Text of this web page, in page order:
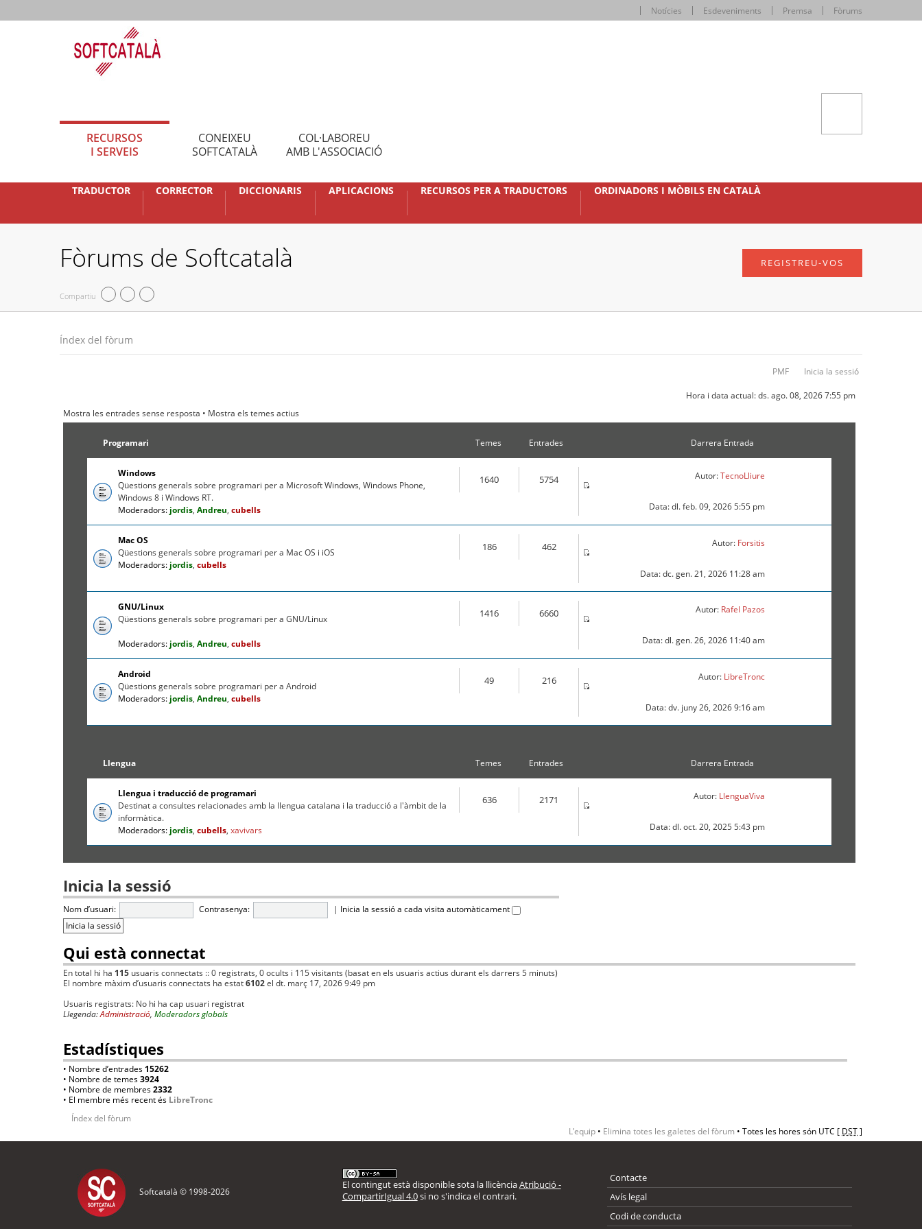
Notícies Esdeveniments Premsa Fòrums
RECURSOS
I SERVEIS
CONEIXEU
SOFTCATALÀ
COL·LABOREU
AMB L'ASSOCIACIÓ
TRADUCTOR CORRECTOR DICCIONARIS APLICACIONS RECURSOS PER A TRADUCTORS ORDINADORS I MÒBILS EN CATALÀ
Fòrums de Softcatalà
Compartiu
REGISTREU-VOS
Índex del fòrum
PMF Inicia la sessió
Hora i data actual: ds. ago. 08, 2026 7:55 pm
Mostra les entrades sense resposta • Mostra els temes actius
Programari Temes Entrades Darrera Entrada
Windows
Qüestions generals sobre programari per a Microsoft Windows, Windows Phone,
Windows 8 i Windows RT.
Moderadors: jordis, Andreu, cubells
1640 5754 Autor:TecnoLliure
Data: dl. feb. 09, 2026 5:55 pm
Mac OS
Qüestions generals sobre programari per a Mac OS i iOS
Moderadors: jordis, cubells
186 462 Autor: Forsitis
Data: dc. gen. 21, 2026 11:28 am
GNU/Linux
Qüestions generals sobre programari per a GNU/Linux
Moderadors: jordis, Andreu, cubells
1416 6660 Autor: Rafel Pazos
Data: dl. gen. 26, 2026 11:40 am
Android
Qüestions generals sobre programari per a Android
Moderadors: jordis, Andreu, cubells
49 216 Autor: LibreTronc
Data: dv. juny 26, 2026 9:16 am
Llengua Temes Entrades Darrera Entrada
Llengua i traducció de programari
Destinat a consultes relacionades amb la llengua catalana i la traducció a l'àmbit de la
informàtica.
Moderadors: jordis, cubells, xavivars
636 2171 Autor: LlenguaViva
Data: dl. oct. 20, 2025 5:43 pm
Inicia la sessió
Nom d’usuari: Contrasenya: | Inicia la sessió a cada visita automàticament
Qui està connectat
En total hi ha 115 usuaris connectats :: 0 registrats, 0 ocults i 115 visitants (basat en els usuaris actius durant els darrers 5 minuts)
El nombre màxim d’usuaris connectats ha estat6102el dt. març 17, 2026 9:49 pm
Usuaris registrats: No hi ha cap usuari registrat
Llegenda:Administració, Moderadors globals
Estadístiques
• Nombre d’entrades 15262
• Nombre de temes3924
• Nombre de membres2332
• El membre més recent és LibreTronc
Índex del fòrum
L’equip • Elimina totes les galetes del fòrum • Totes les hores són UTC [ DST]
Softcatalà © 1998-2026
El contingut està disponible sota la llicènciaAtribució -
CompartirIgual 4.0si no s'indica el contrari.
Contacte
Avís legal
Codi de conducta